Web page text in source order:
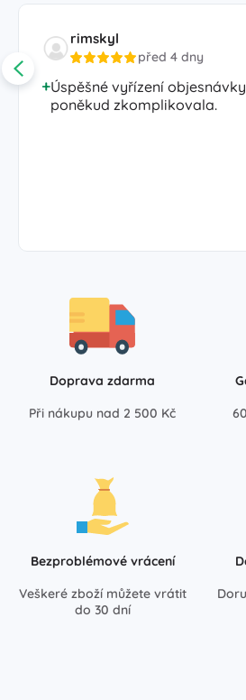
rimskyl
před 4 dny
Úspěšné vyřízení
poněkud zkomplikovala.
Doprava zdarma
Při nákupu nad 2 500 Kč
Bezproblémové vrácení
Veškeré zboží můžete vrátit
do 30 dní